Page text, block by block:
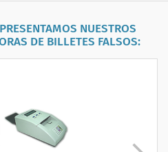
NUESTROS
DE BILLETES FALSOS: